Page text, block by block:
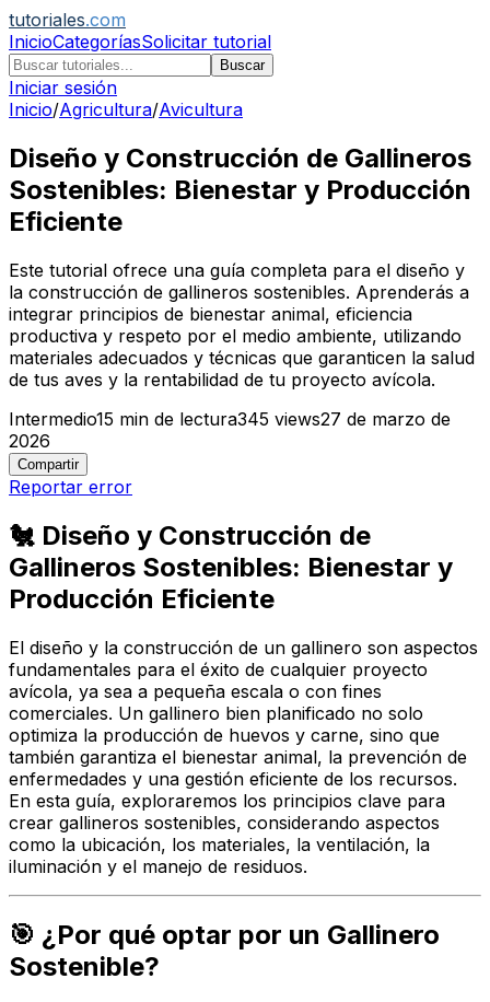
tutoriales.com
InicioCategoríasSolicitar tutorial
Buscar
Iniciar sesión
Inicio/Agricultura/Avicultura
Diseño y Construcción de Gallineros
Sostenibles: Bienestar y Producción
Eficiente
Este tutorial ofrece una guía completa para el diseño y
la construcción de gallineros sostenibles. Aprenderás a
integrar principios de bienestar animal, eficiencia
productiva y respeto por el medio ambiente, utilizando
materiales adecuados y técnicas que garanticen la salud
de tus aves y la rentabilidad de tu proyecto avícola.
Intermedio15 min de lectura345 views27 de marzo de
2026
Compartir
Reportar error
🐔 Diseño y Construcción de
Gallineros Sostenibles: Bienestar y
Producción Eficiente
El diseño y la construcción de un gallinero son aspectos
fundamentales para el éxito de cualquier proyecto
avícola, ya sea a pequeña escala o con fines
comerciales. Un gallinero bien planificado no solo
optimiza la producción de huevos y carne, sino que
también garantiza el bienestar animal, la prevención de
enfermedades y una gestión eficiente de los recursos.
En esta guía, exploraremos los principios clave para
crear gallineros sostenibles, considerando aspectos
como la ubicación, los materiales, la ventilación, la
iluminación y el manejo de residuos.
🎯 ¿Por qué optar por un Gallinero
Sostenible?